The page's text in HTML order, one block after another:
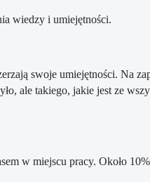
wiedzy i umiejętności.
swoje umiejętności. Na
ale takiego, jakie jest ze
w miejscu pracy. Około